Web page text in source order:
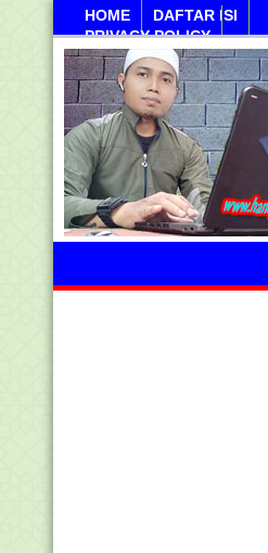
HOME
DAFTAR ISI
PRIVACY POLICY